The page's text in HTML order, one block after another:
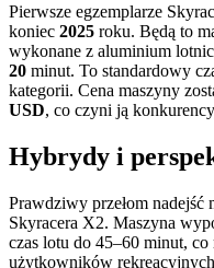
Pierwsze egzemplarze
koniec 2025 roku. Będą to
wykonane z aluminium
20 minut. To standardowy
kategorii. Cena maszyny
USD, co czyni ją
Hybrydy i
Prawdziwy przełom nadejść
Skyracera X2. Maszyna
czas lotu do 45–60 minut,
użytkowników